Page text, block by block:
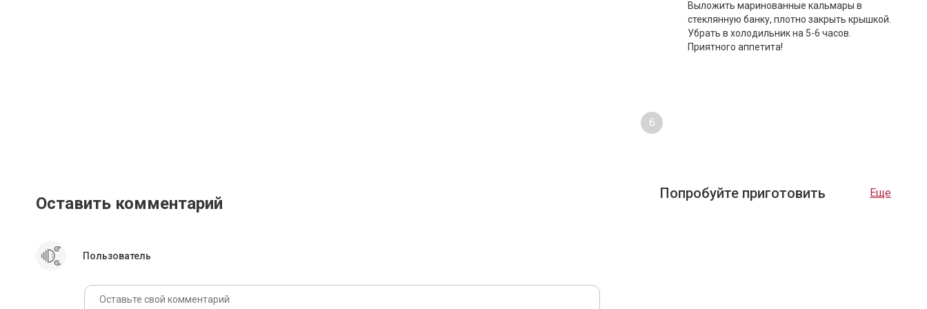
6
Выложить маринованные кальмары в
стеклянную банку, плотно закрыть крышкой.
Убрать в холодильник на 5-6 часов.
Приятного аппетита!
Оставить комментарий
Пользователь
Попробуйте приготовить Еще